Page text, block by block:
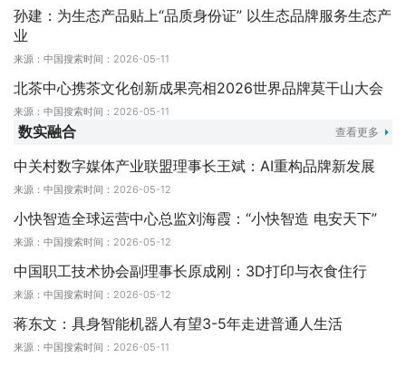
孙建：为生态产品贴上“品质身份证” 以生态品牌服务生态产
业
来源：中国搜索时间：2026-05-11
北茶中心携茶文化创新成果亮相2026世界品牌莫干山大会
来源：中国搜索时间：2026-05-11
数实融合 查看更多
中关村数字媒体产业联盟理事长王斌：AI重构品牌新发展
来源：中国搜索时间：2026-05-12
小快智造全球运营中心总监刘海霞：“小快智造 电安天下”
来源：中国搜索时间：2026-05-12
中国职工技术协会副理事长原成刚：3D打印与衣食住行
来源：中国搜索时间：2026-05-12
蒋东文：具身智能机器人有望3-5年走进普通人生活
来源：中国搜索时间：2026-05-11